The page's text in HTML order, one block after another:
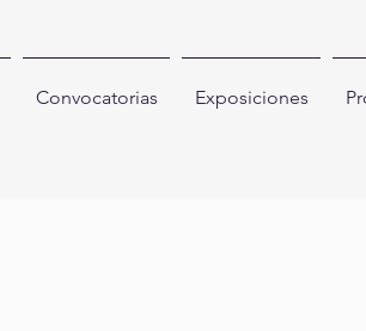
Convocatorias Exposiciones